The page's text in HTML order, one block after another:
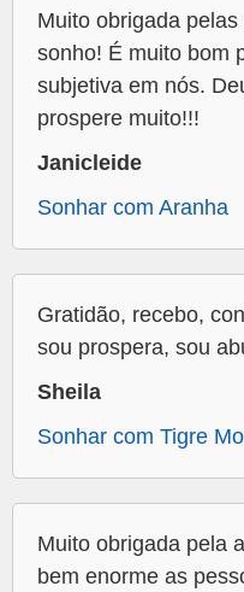
Muito obrigada
sonho! É muito bom
subjetiva em nós.
prospere muito!!!
Janicleide
Sonhar com Aranha
Gratidão, recebo,
sou prospera, sou
Sheila
Sonhar com Tigre
Muito obrigada pela
bem enorme as